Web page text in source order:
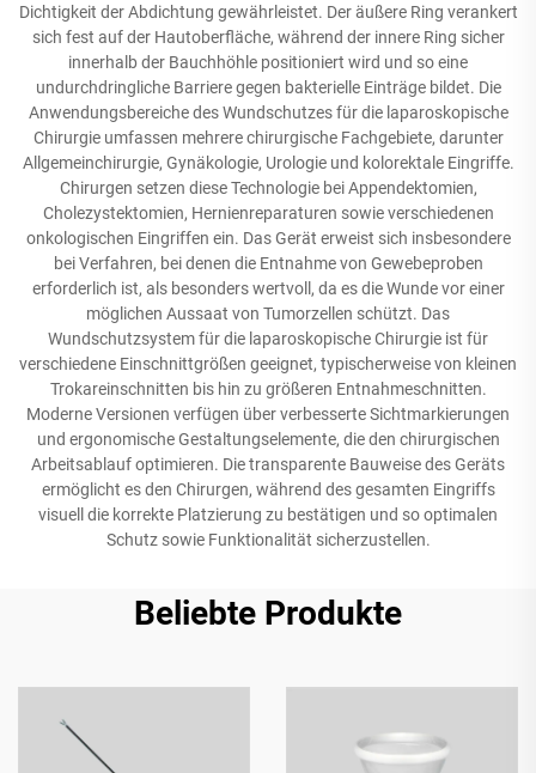
Dichtigkeit der Abdichtung gewährleistet. Der äußere Ring verankert
sich fest auf der Hautoberfläche, während der innere Ring sicher
innerhalb der Bauchhöhle positioniert wird und so eine
undurchdringliche Barriere gegen bakterielle Einträge bildet. Die
Anwendungsbereiche des Wundschutzes für die laparoskopische
Chirurgie umfassen mehrere chirurgische Fachgebiete, darunter
Allgemeinchirurgie, Gynäkologie, Urologie und kolorektale Eingriffe.
Chirurgen setzen diese Technologie bei Appendektomien,
Cholezystektomien, Hernienreparaturen sowie verschiedenen
onkologischen Eingriffen ein. Das Gerät erweist sich insbesondere
bei Verfahren, bei denen die Entnahme von Gewebeproben
erforderlich ist, als besonders wertvoll, da es die Wunde vor einer
möglichen Aussaat von Tumorzellen schützt. Das
Wundschutzsystem für die laparoskopische Chirurgie ist für
verschiedene Einschnittgrößen geeignet, typischerweise von kleinen
Trokareinschnitten bis hin zu größeren Entnahmeschnitten.
Moderne Versionen verfügen über verbesserte Sichtmarkierungen
und ergonomische Gestaltungselemente, die den chirurgischen
Arbeitsablauf optimieren. Die transparente Bauweise des Geräts
ermöglicht es den Chirurgen, während des gesamten Eingriffs
visuell die korrekte Platzierung zu bestätigen und so optimalen
Schutz sowie Funktionalität sicherzustellen.
Beliebte Produkte